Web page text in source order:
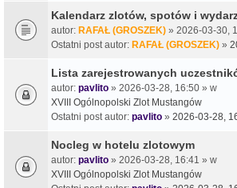
Kalendarz zlotów, spotów i
autor: RAFAŁ (GROSZEK) » 2026-03-30,
Ostatni post autor: RAFAŁ (GROSZEK) »
Lista zarejestrowanych
autor: pavlito » 2026-03-28, 16:50 » w
XVIII Ogólnopolski Zlot Mustangów
Ostatni post autor: pavlito » 2026-03-28,
Nocleg w hotelu zlotowym
autor: pavlito » 2026-03-28, 16:41 » w
XVIII Ogólnopolski Zlot Mustangów